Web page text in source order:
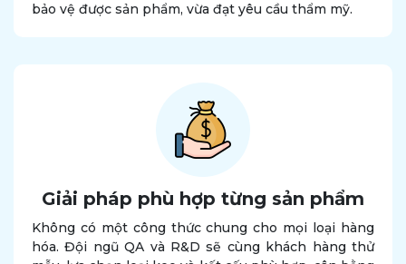
bảo vệ được sản phẩm, vừa đạt yêu cầu thẩm mỹ.
Giải pháp phù hợp từng sản phẩm
Không có một công thức chung cho mọi loại hàng
hóa. Đội ngũ QA và R&D sẽ cùng khách hàng thử